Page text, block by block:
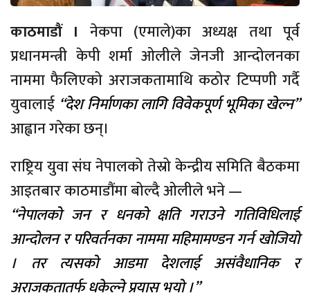
काठमाडौं । नेकपा (एमाले)का अध्यक्ष तथा पूर्व
प्रधानमन्त्री केपी शर्मा ओलीले जेनजी आन्दोलनका
नाममा फैलिएको अराजकतामाथि कठोर टिप्पणी गर्दै
युवालाई “देश निर्माणका लागि विवेकपूर्ण भूमिका खेल्न”
आह्वान गरेका छन्।
राष्ट्रिय युवा संघ नेपालको तेस्रो केन्द्रीय समिति बैठकमा
आइतबार काठमाडौंमा बोल्दै ओलीले भने —
“नेपालको जन र धनको क्षति गराउने गतिविधिलाई
आन्दोलन र परिवर्तनका नाममा महिमामण्डन गर्न खोजियो
। तर त्यसको आडमा देशलाई असंवैधानिक र
अराजकतातर्फ धकेल्ने प्रयास भयो ।”